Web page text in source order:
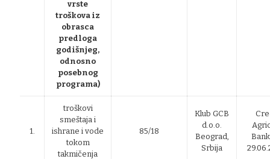
vrste
troškova iz
obrasca
predloga
godišnjeg,
odnosno
posebnog
programa)
1.
troškovi
smeštaja i
ishrane i vode
tokom
takmičenja
85/18
Klub GCB
d.o.o.
Beograd,
Srbija